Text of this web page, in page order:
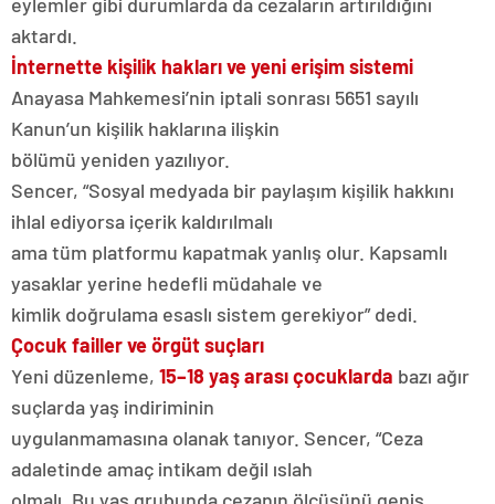
aktardı.
İnternette kişilik hakları ve yeni erişim sistemi
Anayasa Mahkemesi’nin iptali sonrası 5651 sayılı
Kanun’un kişilik haklarına ilişkin
bölümü yeniden yazılıyor.
Sencer, “Sosyal medyada bir paylaşım kişilik hakkını
ihlal ediyorsa içerik kaldırılmalı
ama tüm platformu kapatmak yanlış olur. Kapsamlı
yasaklar yerine hedefli müdahale ve
kimlik doğrulama esaslı sistem gerekiyor” dedi.
Çocuk failler ve örgüt suçları
Yeni düzenleme, 15–18 yaş arası çocuklarda bazı ağır
suçlarda yaş indiriminin
uygulanmamasına olanak tanıyor. Sencer, “Ceza
adaletinde amaç intikam değil ıslah